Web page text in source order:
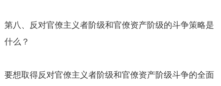
第八、反对官僚主义者阶级和官僚资产阶级的斗争策略是
什么？
要想取得反对官僚主义者阶级和官僚资产阶级斗争的全面